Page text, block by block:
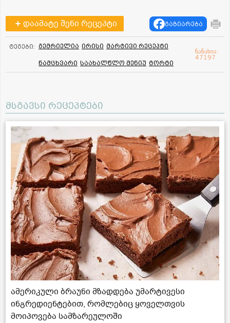
დაამატე შენი რეცეპტი გაზიარება
ტეგები: გემრიელია ირისი მარტივი რეცეპტი
ნამცხვარი საახალწლო მენიუ ტორტი
ნანახია:
47197
მსგავსი რეცეპტები
ამერიკული ბრაუნი მზადდება უმარტივესი
ინგრედიენტებით, რომლებიც ყოველთვის
მოიპოვება სამზარეულოში